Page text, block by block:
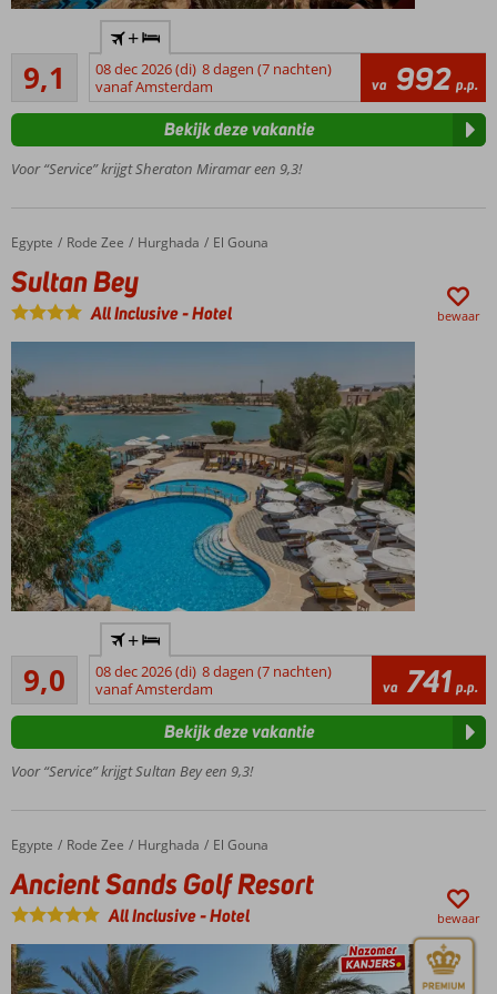
Prachtig,
opgezet
complex
3 eigen
Een miniclub
kinderbaden
9,1
Uitstekend
126
beoordelingen
+
08 dec 2026 (di) 8 dagen (7 nachten)
vanaf Amsterdam
va 992 p.p.
Voor “Service” krijgt Sheraton Miramar een 9,3!
Bekijk deze vakantie
Home
Egypte Rode Zee Hurghada El Gouna
Sultan Bey
Sultan Bey
All Inclusive-Hotel bewaar
Uitstekende prijs-
kwaliteitverhouding!
Privéstrand
met
prachtig
helemaal
in de
Finger’s
Secret
Health
Spa
Aanrader:
9,0Uitstekend
131
beoordelingen
+
08 dec 2026 (di) 8 dagen (7 nachten)
vanaf Amsterdam
va 741 p.p.
Voor “Service” krijgt Sultan Bey een 9,3!
Bekijk deze vakantie
Home
Egypte Rode Zee Hurghada El Gouna
Ancient Sands Golf Resort
Ancient Sands Golf Resort
All Inclusive-Hotel bewaar